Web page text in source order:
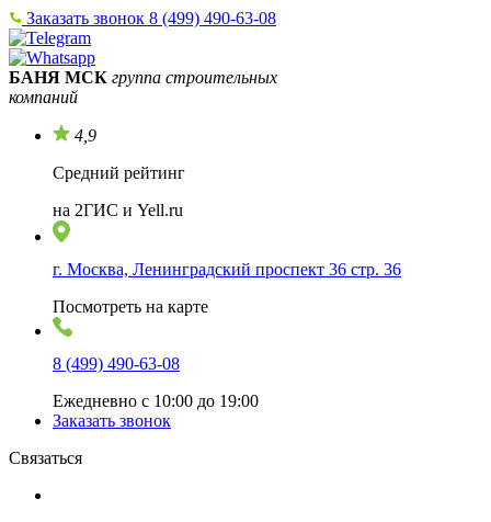
Заказать звонок 8 (499) 490-63-08
БАНЯ МСК группа строительных
компаний
4,9
Средний рейтинг
на 2ГИС и Yell.ru
г. Москва, Ленинградский проспект 36 стр. 36
Посмотреть на карте
8 (499) 490-63-08
Ежедневно с 10:00 до 19:00
Заказать звонок
Связаться